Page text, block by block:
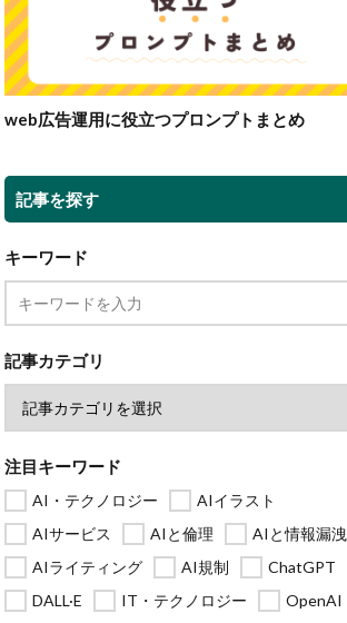
web広告運用に役立つプロンプトまとめ
記事を探す
キーワード
記事カテゴリ
注目キーワード
AI・テクノロジー
AIイラスト
AIサービス
AIと倫理
AIと情報漏洩
AIライティング
AI規制
ChatGPT
DALL·E
IT・テクノロジー
OpenAI